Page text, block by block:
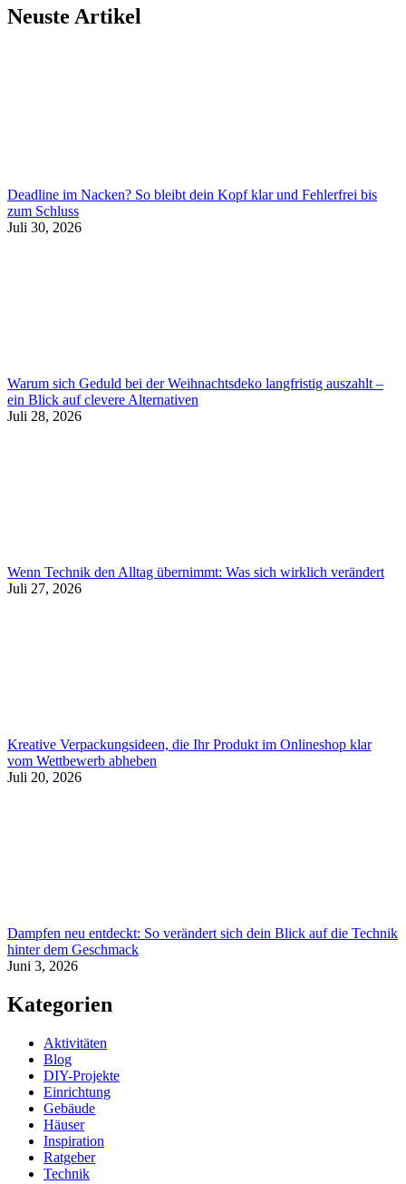
Neuste Artikel
Deadline im Nacken? So bleibt dein Kopf klar und Fehlerfrei bis
zum Schluss
Juli 30, 2026
Warum sich Geduld bei der Weihnachtsdeko langfristig auszahlt –
ein Blick auf clevere Alternativen
Juli 28, 2026
Wenn Technik den Alltag übernimmt: Was sich wirklich verändert
Juli 27, 2026
Kreative Verpackungsideen, die Ihr Produkt im Onlineshop klar
vom Wettbewerb abheben
Juli 20, 2026
Dampfen neu entdeckt: So verändert sich dein Blick auf die Technik
hinter dem Geschmack
Juni 3, 2026
Kategorien
Aktivitäten
Blog
DIY-Projekte
Einrichtung
Gebäude
Häuser
Inspiration
Ratgeber
Technik